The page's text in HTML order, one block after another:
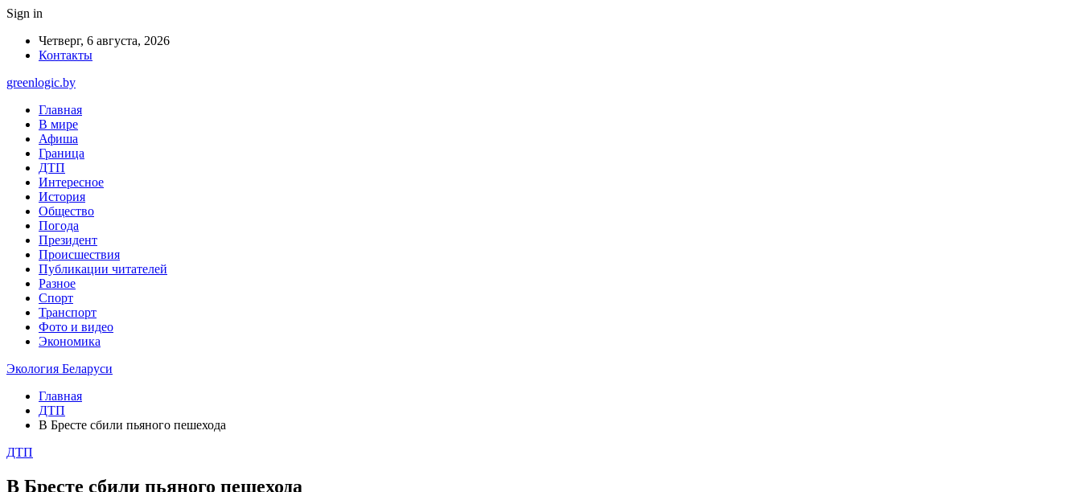
Sign in
Четверг, 6 августа, 2026
Контакты
greenlogic.by
Главная
В мире
Афиша
Граница
ДТП
Интересное
История
Общество
Погода
Президент
Происшествия
Публикации читателей
Разное
Спорт
Транспорт
Фото и видео
Экономика
Экология Беларуси
Главная
ДТП
В Бресте сбили пьяного пешехода
ДТП
В Бресте сбили пьяного пешехода